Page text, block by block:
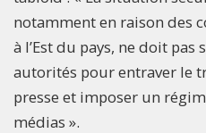
notamment en raison des
à l’Est du pays, ne doit
autorités pour entraver le
presse et imposer un
médias ».